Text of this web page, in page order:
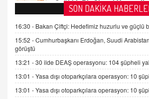
08.11.2024 13:16
FARUK ÖNALAN
Tezkere Onaylanmasaydı…
2 Kasım 2021 Salı 00:11
AV. DOĞAN CAN DOĞAN
Kişisel verilerin
gelişimi
SON DAKİKA
16:30 - Bakan Çiftçi: Hedefimiz huzurlu ve güçlü
15:52 -Cumhurbaşkanı Erdoğan, Suudi
görüştü
13:21 -30 ilde DEAŞ operasyonu: 104 şüpheli
13:01 -Yasa dışı otoparkçılara operasyon: 10
13:01 -Yasa dışı otoparkçılara operasyon: 10